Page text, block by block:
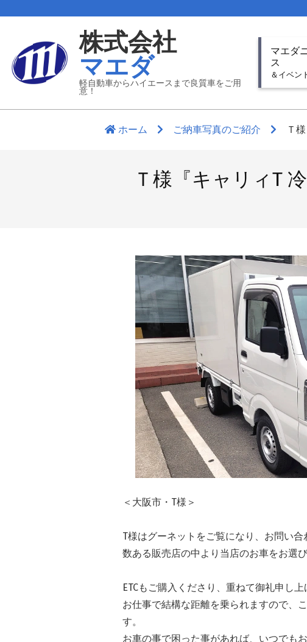
株式会社
マエダ
軽自動車からハイエースまで良質車をご用
意！
Navigation
Menu
マエダ
ス
＆イベン
ホーム ご納車写真のご紹介 Ｔ
Ｔ様『キャリィT
＜大阪市・T様＞
T様はグーネットをご覧になり、お問い合
数ある販売店の中より当店のお車をお選
ETCもご購入くださり、重ねて御礼申し上
お仕事で結構な距離を乗られますので、
す。
お車の事で困った事があれば、いつでも